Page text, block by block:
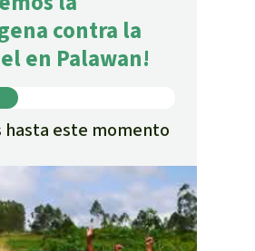
contra la
en Palawan!
este momento